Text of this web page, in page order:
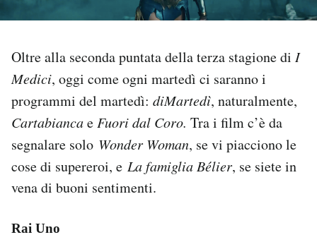
PODCAST
NEWSLETTER
I MIEI PREFERITI
SHOP
CALENDARIO
AREA PERSONALE
Oltre alla seconda puntata della terza stagione di I
Medici, oggi come ogni martedì ci saranno i
programmi del martedì: diMartedì, naturalmente,
Cartabiancae Fuori dal Coro. Tra i film c’è da
segnalare solo Wonder Woman, se vi piacciono le
cose di supereroi, e La famiglia Bélier, se siete in
vena di buoni sentimenti.
Rai Uno